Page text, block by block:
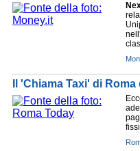
Il 'Chiama Taxi' di